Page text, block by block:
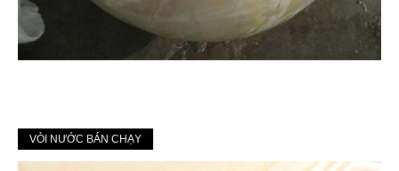
VÒI NƯỚC BÁN CHẠY